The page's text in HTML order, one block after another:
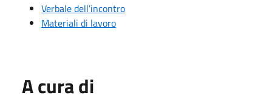
Verbale dell'incontro
Materiali di lavoro
A cura di